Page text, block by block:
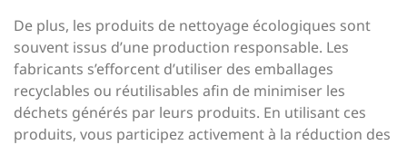
De plus, les produits de nettoyage écologiques sont
souvent issus d’une production responsable. Les
fabricants s’efforcent d’utiliser des emballages
recyclables ou réutilisables afin de minimiser les
déchets générés par leurs produits. En utilisant ces
produits, vous participez activement à la réduction des